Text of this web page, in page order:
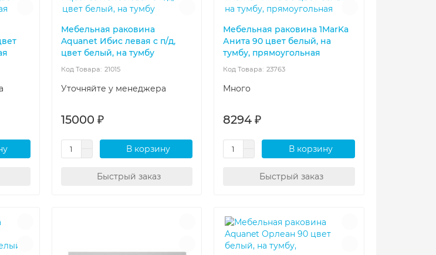
Мебельная раковина
Aquanet Ибис левая с п/д,
цвет белый, на тумбу
21015
Уточняйте у менеджера
15000 ₽
В корзину
Быстрый заказ
Мебельная раковина 1MarKa
Анита 90 цвет белый, на
тумбу, прямоугольная
23763
Много
8294 ₽
В корзину
Быстрый заказ